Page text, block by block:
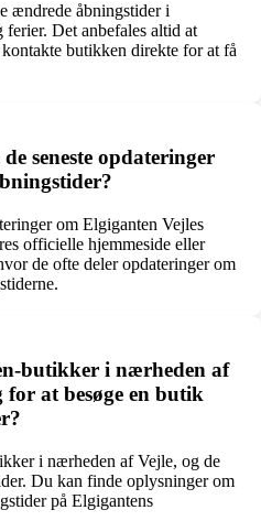
ændrede åbningstider i
Det anbefales altid at
butikken direkte for at få
seneste opdateringer
om Elgiganten Vejles
officielle hjemmeside eller
de ofte deler opdateringer om
butikker i nærheden af
at besøge en butik
i nærheden af Vejle, og de
Du kan finde oplysninger om
på Elgigantens